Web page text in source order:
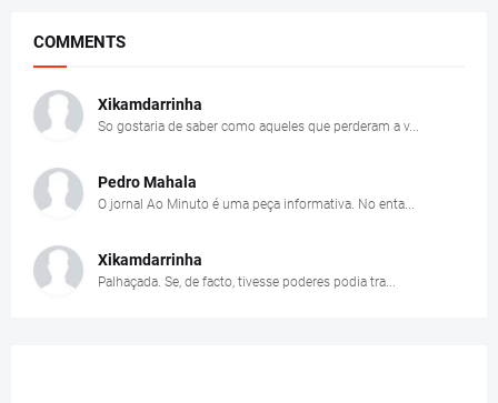
COMMENTS
Xikamdarrinha
So gostaria de saber como aqueles que perderam a v...
Pedro Mahala
O jornal Ao Minuto é uma peça informativa. No enta...
Xikamdarrinha
Palhaçada. Se, de facto, tivesse poderes podia tra...